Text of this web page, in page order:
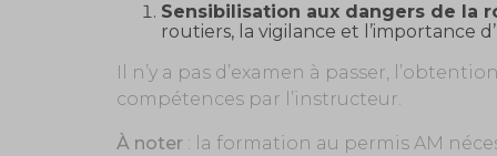
Sensibilisation aux dangers de la
routiers, la vigilance et l’importance
Il n’y a pas d’examen à passer,
compétences par l’instructeur.
À noter: la formation au permis AM